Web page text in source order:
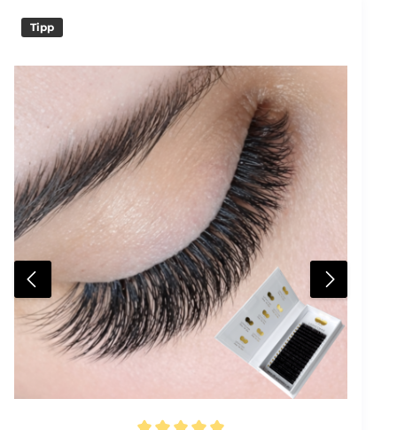
schnell entnehmen. Gleichzeitig steigerst Du das
Fan-Box eignet sich ideal für professionelle Lash
Studios, Schulungen und mobile Anwendungen.
Deine Vorteile Hygienische Aufbewahrung für
Prefanned Lashes Eigene Wimpernbox für jede
Kundin möglich Übersichtliche Fächer für
verschiedene Längen Schneller Zugriff während der
Behandlung Professioneller Studioauftritt Zwei
Größen verfügbar Varianten und Maße Kleine Fan-
BoxLänge 10,9 cmBreite 6,8 cmHöhe 1,6 cm8 Fächer
je 3 x 2,5 cm Große Fan-BoxLänge 19,5 cmBreite 10
cmHöhe 2,9 cm18 Fächer je 3 x 3 cm Lieferumfang 1 x
Fan-Box AufbewahrungsboxVariante klein oder groß
wählbar
Tipp